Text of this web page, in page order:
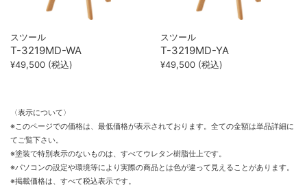
スツール
T-3219MD-WA
¥49,500 (税込)
スツール
T-3219MD-YA
¥49,500 (税込)
〈表示について〉
※このページでの価格は、最低価格が表示されております。全ての金額は単品詳細に
てご覧下さい。
※塗装で特別表示のないものは、すべてウレタン樹脂仕上です。
※パソコンの設定や環境等により実際の商品とは色が違って見えることがあります。
※掲載価格は、すべて税込表示です。